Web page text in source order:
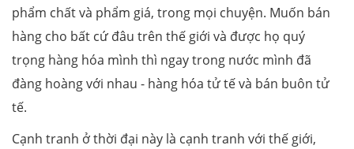
phẩm chất và phẩm giá, trong mọi chuyện. Muốn bán
hàng cho bất cứ đâu trên thế giới và được họ quý
trọng hàng hóa mình thì ngay trong nước mình đã
đàng hoàng với nhau - hàng hóa tử tế và bán buôn tử
tế.
Cạnh tranh ở thời đại này là cạnh tranh với thế giới,